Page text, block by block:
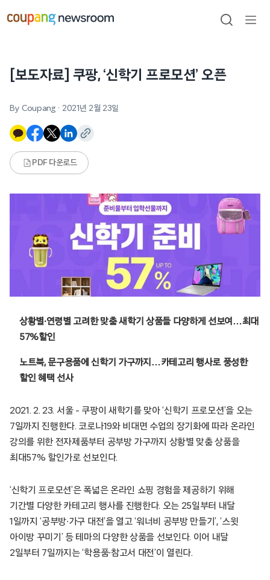
건너뛰기
검색
[보도자료] 쿠팡, ‘신학기 프로모션’ 오픈
By Coupang · 2021년 2월 23일
PDF 다운로드
상황별∙연령별 고려한 맞춤 새학기 상품들 다양하게 선보여…최대
57%할인
노트북, 문구용품에 신학기 가구까지…카테고리 행사로 풍성한
할인 혜택 선사
2021. 2. 23. 서울 – 쿠팡이 새학기를 맞아 ‘신학기 프로모션’을 오는
7일까지 진행한다. 코로나19와 비대면 수업의 장기화에 따라 온라인
강의를 위한 전자제품부터 공부방 가구까지 상황별 맞춤 상품을
최대57% 할인가로 선보인다.
‘신학기 프로모션’은 폭넓은 온라인 쇼핑 경험을 제공하기 위해
기간별 다양한 카테고리 행사를 진행한다. 오는 25일부터 내달
1일까지 ‘공부방∙가구 대전’을 열고 ‘워너비 공부방 만들기’, ‘스윗
아이방 꾸미기’ 등 테마의 다양한 상품을 선보인다. 이어 내달
2일부터 7일까지는 ‘학용품∙참고서 대전’이 열린다.